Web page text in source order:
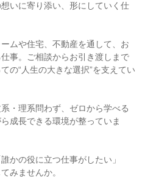
いに寄り添い、形にしていく仕
ムや住宅、不動産を通して、お
事。ご相談からお引き渡しまで
の“人生の大きな選択”を支えてい
・理系問わず、ゼロから学べる
成長できる環境が整っていま
かの役に立つ仕事がしたい」
みませんか。